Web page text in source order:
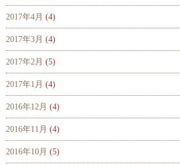
2017年4月 (4)
2017年3月 (4)
2017年2月 (5)
2017年1月 (4)
2016年12月 (4)
2016年11月 (4)
2016年10月 (5)